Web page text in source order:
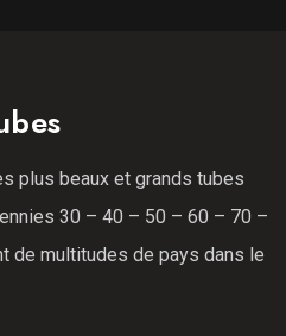
plus beaux et grands tubes
30 – 40 – 50 – 60 – 70 –
de multitudes de pays dans le